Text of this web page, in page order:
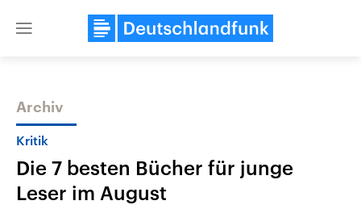
Close
Themen
Archiv
Kritik
Die 7 besten Bücher für junge
Leser im August